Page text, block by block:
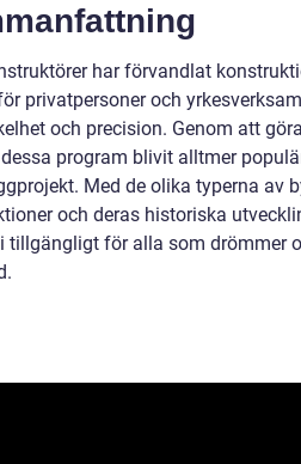
har förvandlat
privatpersoner och
och precision. Genom att
program blivit alltmer
Med de olika typerna av
och deras historiska
tillgängligt för alla som drömmer